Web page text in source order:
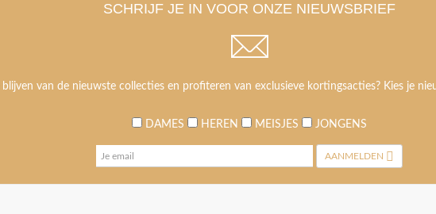
SCHRIJF JE IN VOOR ONZE NIEUWSBRIEF
van de nieuwste collecties en profiteren van exclusieve kortingsacties? Kies je
DAMES HEREN MEISJES JONGENS
AANMELDEN